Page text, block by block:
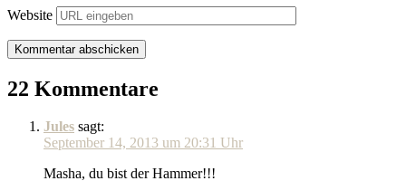
Website
22 Kommentare
Jules sagt:
September 14, 2013 um 20:31 Uhr
Masha, du bist der Hammer!!!